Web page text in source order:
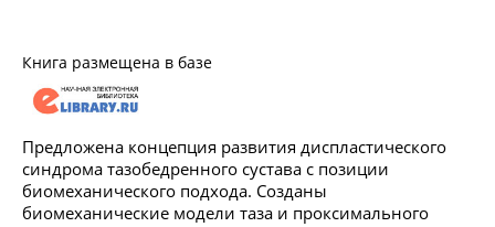
Книга размещена в базе
Предложена концепция развития диспластического
синдрома тазобедренного сустава с позиции
биомеханического подхода. Созданы
биомеханические модели таза и проксимального